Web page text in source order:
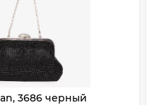
3686 черный